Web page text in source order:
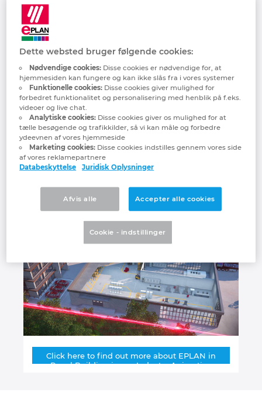
Fuldstændig kontinuitet og kompatibilitet
mellem data og systemer er både udgangspunkt
og mål for den integrerede procesoptimering: fra
engineering, teknisk ordreforberedelse og
materialelogistik til fremstilling, montage,
levering og idriftsættelse. Den komplette
digitalisering begynder med standardisering og
modulering af dine produkter. Dette grundlag
bruges til at skabe den digitale kopi som
udgangspunkt for en automatiseret produktion
samt vedligeholdelse og service. EPLAN og Rittal
giver dig samlet en række integrerede koncepter
med de rette rådgivningstjenester, perfekte
software- og maskin- og kontrolkabinetsystemer.
Click here to find out more about EPLAN in
Panel Building in our Industry Animation
Ireland
Israel
Italy
Japan
Lithuania
Luxembourg
Malaysia
Mexico
New Zealand
Norway
Peru
Philippines
Dette websted bruger følgende cookies:
Nødvendige cookies:Disse cookies er nødvendige for, at
hjemmesiden kan fungere og kan ikke slås fra i vores systemer
Funktionelle cookies:Disse cookies giver mulighed for
forbedret funktionalitet og personalisering med henblik på f.eks.
videoer og live chat.
Analytiske cookies:Disse cookies giver os mulighed for at
tælle besøgende og trafikkilder, så vi kan måle og forbedre
ydeevnen af vores hjemmeside
Marketing cookies:Disse cookies indstilles gennem vores side
af vores reklamepartnere
Databeskyttelse
Juridisk Oplysninger
Afvis alle Accepter alle cookies
Cookie - indstillinger